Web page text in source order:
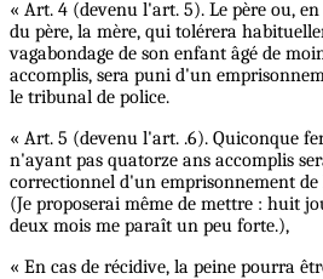
« Art. 4 (devenu l'art. 5). Le père ou, en
du père, la mère, qui tolérera
vagabondage de son enfant âgé de
accomplis, sera puni d'un
le tribunal de police.
« Art. 5 (devenu l'art. .6). Quiconque
n'ayant pas quatorze ans accomplis
correctionnel d'un emprisonnement
(Je proposerai même de mettre : huit
deux mois me paraît un peu forte.),
« En cas de récidive, la peine pourra